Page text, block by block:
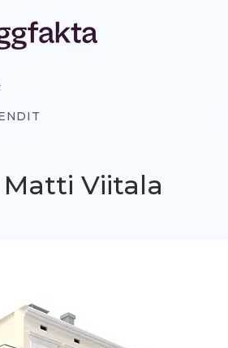
Viitala